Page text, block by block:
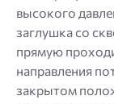
высокого
заглушка со
прямую
направления
закрытом